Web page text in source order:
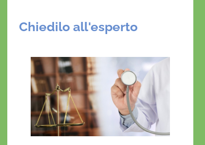
Chiedilo all'esperto